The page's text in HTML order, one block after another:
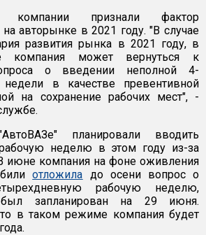
признали фактор
авторынке в 2021 году. "В случае
развития рынка в 2021 году, в
компания может вернуться к
о введении неполной 4-
в качестве превентивной
на сохранение рабочих мест", -
планировали вводить
неделю в этом году из-за
июне компания на фоне оживления
отложила до осени вопрос о
рабочую неделю,
запланирован на 29 июня.
в таком режиме компания будет